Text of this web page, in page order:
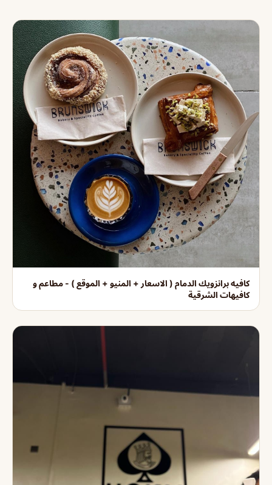
كافيه برانزويك الدمام ( الاسعار + المنيو + الموقع ) - مطاعم و
كافيهات الشرقية